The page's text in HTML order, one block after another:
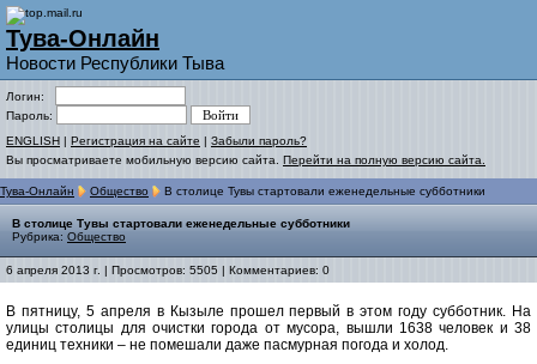
Тува-Онлайн
Новости Республики Тыва
Логин:
Пароль:
ENGLISH | Регистрация на сайте | Забыли пароль?
Вы просматриваете мобильную версию сайта. Перейти на полную версию сайта.
Тува-Онлайн Общество В столице Тувы стартовали еженедельные субботники
В столице Тувы стартовали еженедельные субботники
Рубрика: Общество
6 апреля 2013 г. | Просмотров: 5505 | Комментариев: 0
В пятницу, 5 апреля в Кызыле прошел первый в этом году субботник. На
улицы столицы для очистки города от мусора, вышли 1638 человек и 38
единиц техники – не помешали даже пасмурная погода и холод.